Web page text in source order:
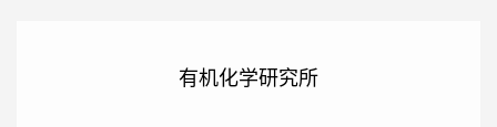
有机化学研究所